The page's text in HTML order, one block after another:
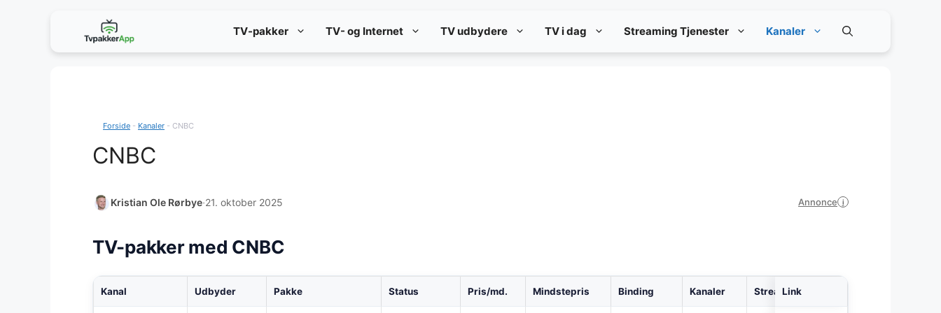
TV-pakker TV- og Internet TV udbydere TV i dag Streaming Tjenester Kanaler
Forside - Kanaler - CNBC
CNBC
Kristian Ole Rørbye·21. oktober 2025 Annonce i
TV-pakker med CNBC
Kanal Udbyder Pakke Status Pris/md. Mindstepris Binding Kanaler Streaming
Link